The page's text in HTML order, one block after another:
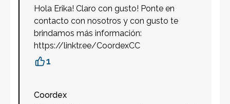
Hola Erika! Claro con gusto! Ponte en
contacto con nosotros y con gusto te
brindamos más información:
https://linktr.ee/CoordexCC
1
Coordex